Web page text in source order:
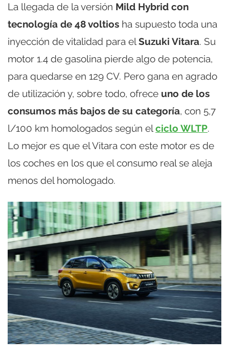
La llegada de la versión Mild Hybrid con
tecnología de 48 voltios ha supuesto toda una
inyección de vitalidad para elSuzuki Vitara. Su
motor 1.4 de gasolina pierde algo de potencia,
para quedarse en 129 CV. Pero gana en agrado
de utilización y, sobre todo, ofrece uno de los
consumos más bajos de su categoría, con 5,7
l/100 km homologados según elciclo WLTP.
Lo mejor es que el Vitara con este motor es de
los coches en los que el consumo real se aleja
menos del homologado.